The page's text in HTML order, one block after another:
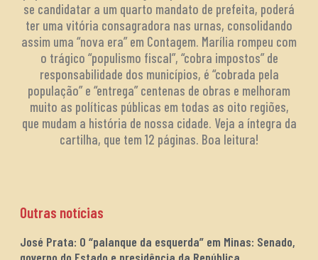
se candidatar a um quarto mandato de prefeita, poderá
ter uma vitória consagradora nas urnas, consolidando
assim uma “nova era” em Contagem. Marília rompeu com
o trágico “populismo fiscal”, “cobra impostos” de
responsabilidade dos municípios, é “cobrada pela
população” e “entrega” centenas de obras e melhoram
muito as políticas públicas em todas as oito regiões,
que mudam a história de nossa cidade. Veja a íntegra da
cartilha, que tem 12 páginas. Boa leitura!
Outras notícias
José Prata: O “palanque da esquerda” em Minas: Senado,